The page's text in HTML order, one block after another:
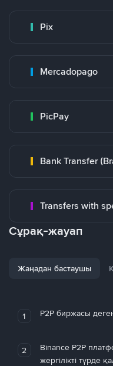
Pix
Mercadopago
PicPay
Bank Transfer
Transfers with
Сұрақ-жауап
Жаңадан бастаушы
1 P2P биржасы
2
Binance P2P
жергілікті түрде